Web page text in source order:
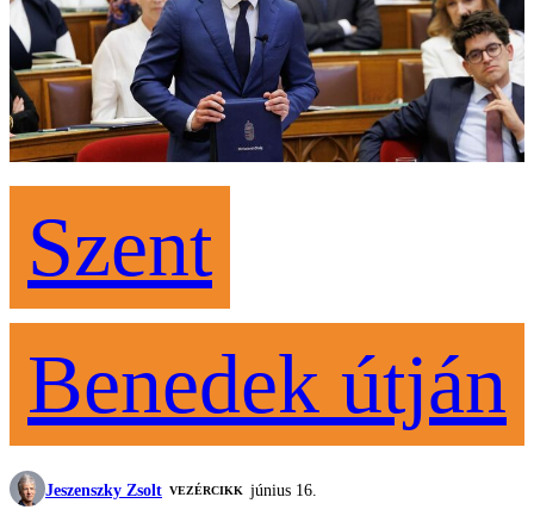
Szent
Benedek útján
Jeszenszky Zsolt VEZÉRCIKK június 16.